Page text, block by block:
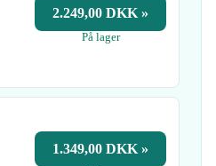
2.249,00 DKK »
På lager
1.349,00 DKK »